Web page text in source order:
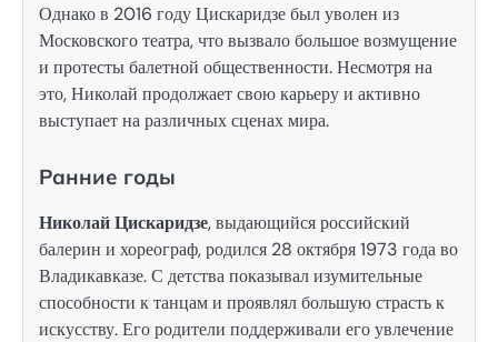
Однако в 2016 году Цискаридзе был уволен из
Московского театра, что вызвало большое возмущение
и протесты балетной общественности. Несмотря на
это, Николай продолжает свою карьеру и активно
выступает на различных сценах мира.
Ранние годы
Николай Цискаридзе, выдающийся российский
балерин и хореограф, родился 28 октября 1973 года во
Владикавказе. С детства показывал изумительные
способности к танцам и проявлял большую страсть к
искусству. Его родители поддерживали его увлечение